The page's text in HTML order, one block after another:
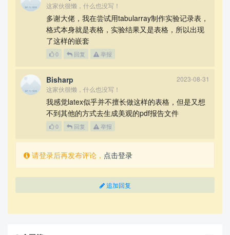
这家伙很懒，什么也没写！
多谢大佬，我在尝试用tabularray制作实验记录表，
格式本身就是表格，实验结果又是表格，所以出现
了这样的嵌套
0 回复 举报
Bisharp
2023-08-31
这家伙很懒，什么也没写！
我感觉latex似乎并不擅长做这样的表格，但是又想
不到其他的方式去生成美观的pdf报告文件
0 回复 举报
请登录后再发布评论， 点击登录
追加回复